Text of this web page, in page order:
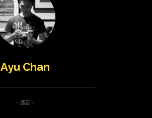
Ayu Chan
- 廣告 -